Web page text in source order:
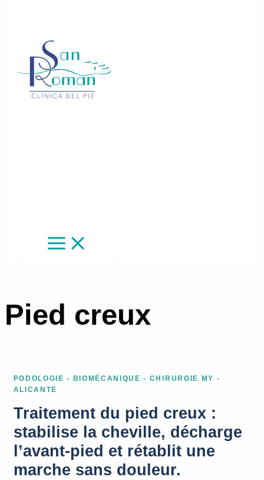
Pied creux
PODOLOGIE - BIOMÉCANIQUE - CHIRURGIE MY -
ALICANTE
Traitement du pied creux :
stabilise la cheville, décharge
l’avant-pied et rétablit une
marche sans douleur.